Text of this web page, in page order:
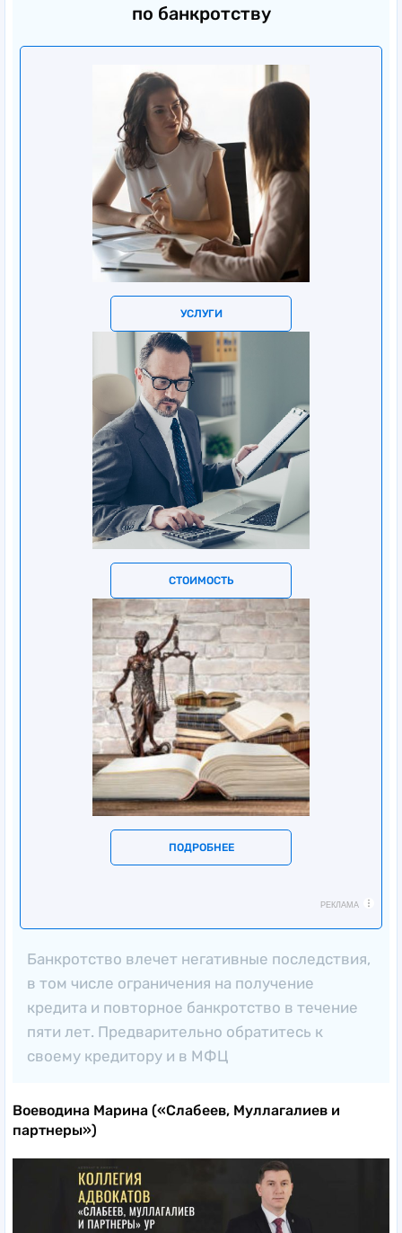
по банкротству
УСЛУГИ
СТОИМОСТЬ
ПОДРОБНЕЕ
РЕКЛАМА
Банкротство влечет негативные последствия,
в том числе ограничения на получение
кредита и повторное банкротство в течение
пяти лет. Предварительно обратитесь к
своему кредитору и в МФЦ
Воеводина Марина («Слабеев, Муллагалиев и
партнеры»)